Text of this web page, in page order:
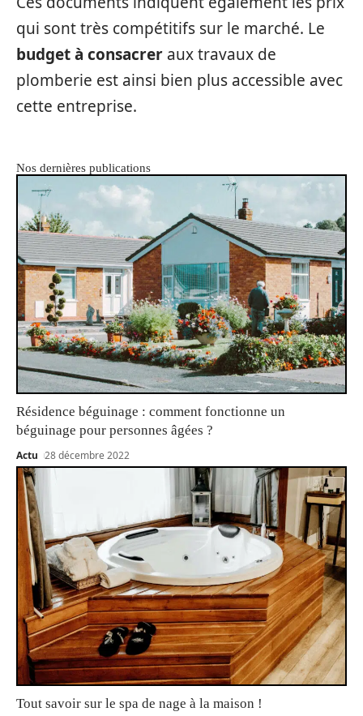
qui sont très compétitifs sur le marché. Le
budget à consacrer aux travaux de
plomberie est ainsi bien plus accessible avec
cette entreprise.
Nos dernières publications
Résidence béguinage : comment fonctionne un
béguinage pour personnes âgées ?
Actu 28 décembre 2022
Tout savoir sur le spa de nage à la maison !